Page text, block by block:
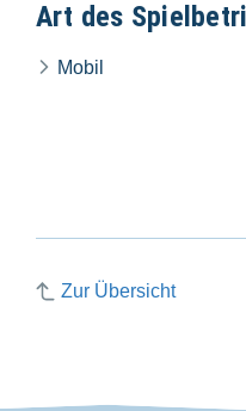
Art des
Mobil
Zur Übersicht